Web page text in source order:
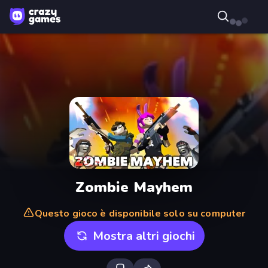
Zombie Mayhem
Questo gioco è disponibile solo su computer
Mostra altri giochi